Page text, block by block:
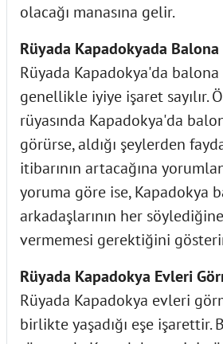
olacağı manasına gelir.
Rüyada Kapadokyada
Rüyada Kapadokya'da
genellikle iyiye işaret sayılır.
rüyasında Kapadokya'da
görürse, aldığı şeylerden
itibarının artacağına
yoruma göre ise, Kapadokya
arkadaşlarının her
vermemesi gerektiğini
Rüyada Kapadokya Evleri
Rüyada Kapadokya evleri
birlikte yaşadığı eşe işarettir.